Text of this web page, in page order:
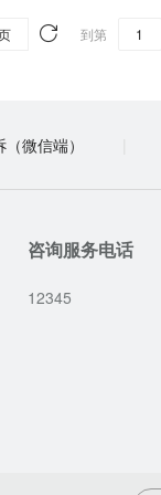
到第
微信端）
咨询服务电话
12345